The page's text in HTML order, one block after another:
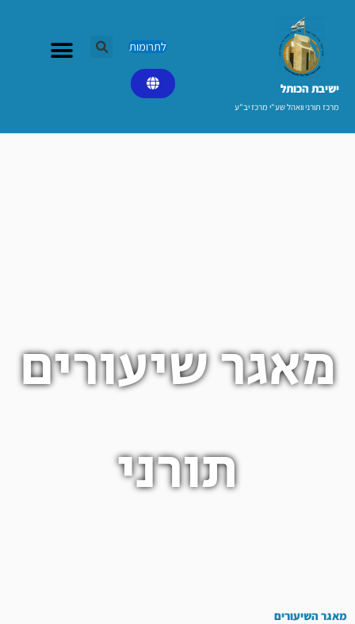
ישיבת הכותל​
מרכז תורני וואהל שע"י מרכז יב"ע
לתרומות
מאגר שיעורים
תורני
מאגר השיעורים